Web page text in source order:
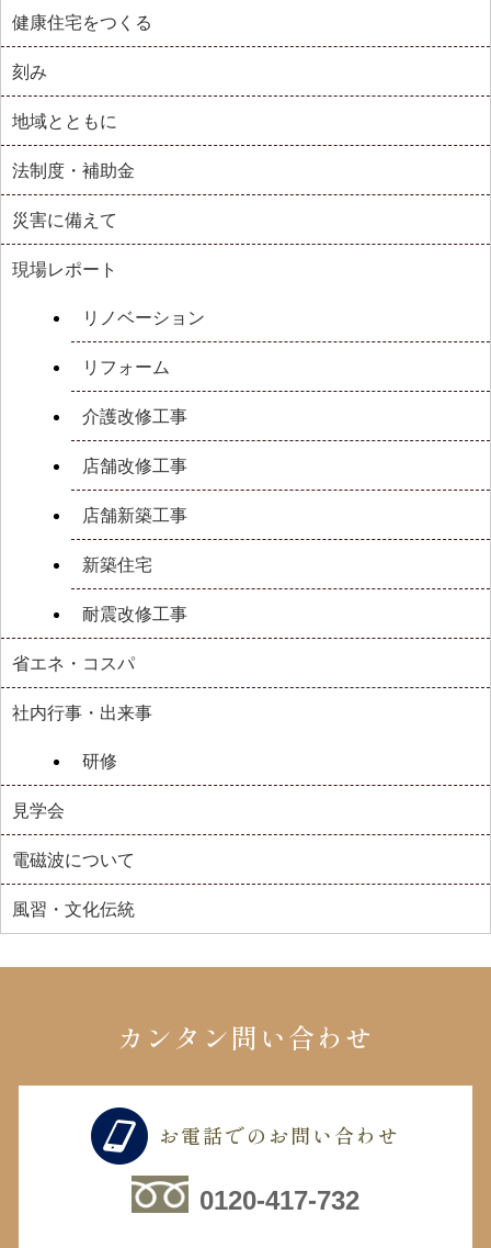
健康住宅をつくる
刻み
地域とともに
法制度・補助金
災害に備えて
現場レポート
リノベーション
リフォーム
介護改修工事
店舗改修工事
店舗新築工事
新築住宅
耐震改修工事
省エネ・コスパ
社内行事・出来事
研修
見学会
電磁波について
風習・文化伝統
カンタン問い合わせ
お電話でのお問い合わせ
0120-417-732